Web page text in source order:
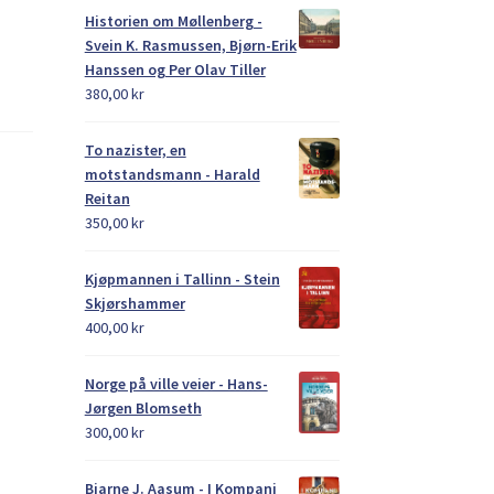
Historien om Møllenberg -
Svein K. Rasmussen, Bjørn-Erik
Hanssen og Per Olav Tiller
380,00kr
To nazister, en
motstandsmann - Harald
Reitan
350,00kr
Kjøpmannen i Tallinn - Stein
Skjørshammer
400,00kr
Norge på ville veier - Hans-
Jørgen Blomseth
300,00kr
Bjarne J. Aasum - I Kompani